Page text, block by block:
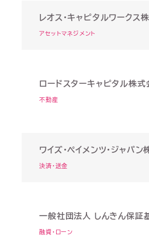
レオス・キャピタルワークス
アセットマネジメント
ロードスターキャピタル株式
不動産
ワイズ・ペイメンツ・ジャパ
決済・送金
一般社団法人 しんきん保証
融資・ローン